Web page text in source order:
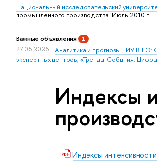
Национальный исследовательский
промышленного производства. Июль 2010 г.
Важные объявления 1
27.05.2026
Аналитика и прогнозы НИУ ВШЭ:
экспертных центров; «Тренды. События.
Индексы
Индексы